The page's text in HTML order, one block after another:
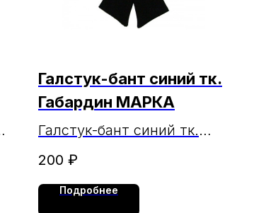
Галстук-бант синий тк.
Габардин МАРКА
Галстук-бант синий тк.
Габардин МАРКА
200 ₽
Подробнее